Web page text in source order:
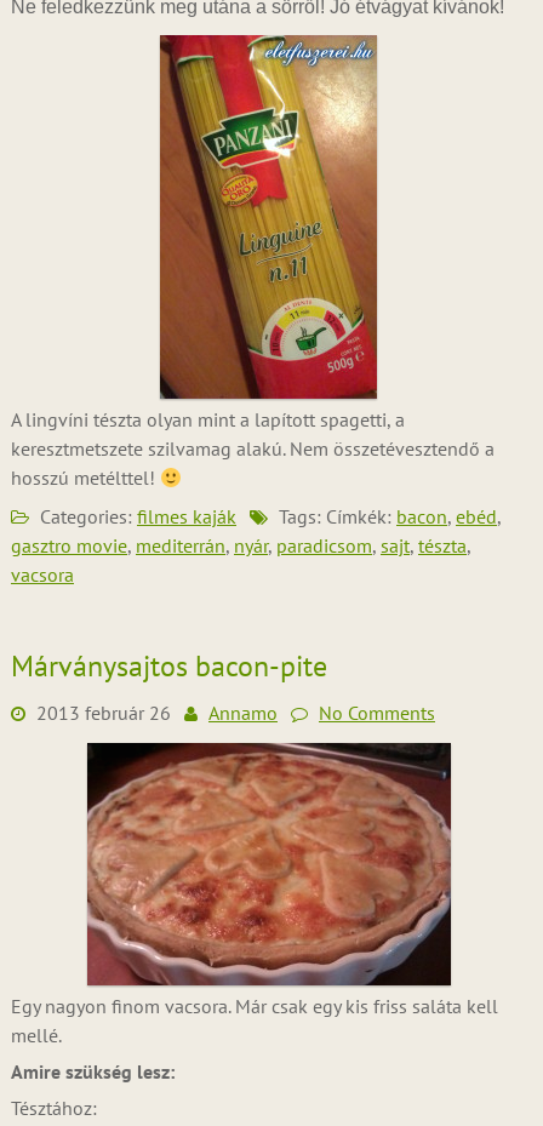
Ne feledkezzünk meg utána a sörről! Jó étvágyat kívánok!
A lingvíni tészta olyan mint a lapított spagetti, a
keresztmetszete szilvamag alakú. Nem összetévesztendő a
hosszú metélttel!
Categories: filmes kaják Tags: Címkék: bacon, ebéd,
gasztro movie, mediterrán, nyár, paradicsom, sajt, tészta,
vacsora
Márványsajtos bacon-pite
2013 február 26 Annamo No Comments
Egy nagyon finom vacsora. Már csak egy kis friss saláta kell
mellé.
Amire szükség lesz:
Tésztához: